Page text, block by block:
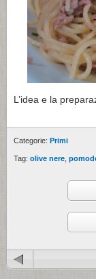
L’idea e la
Categorie: Primi
Tag: olive nere